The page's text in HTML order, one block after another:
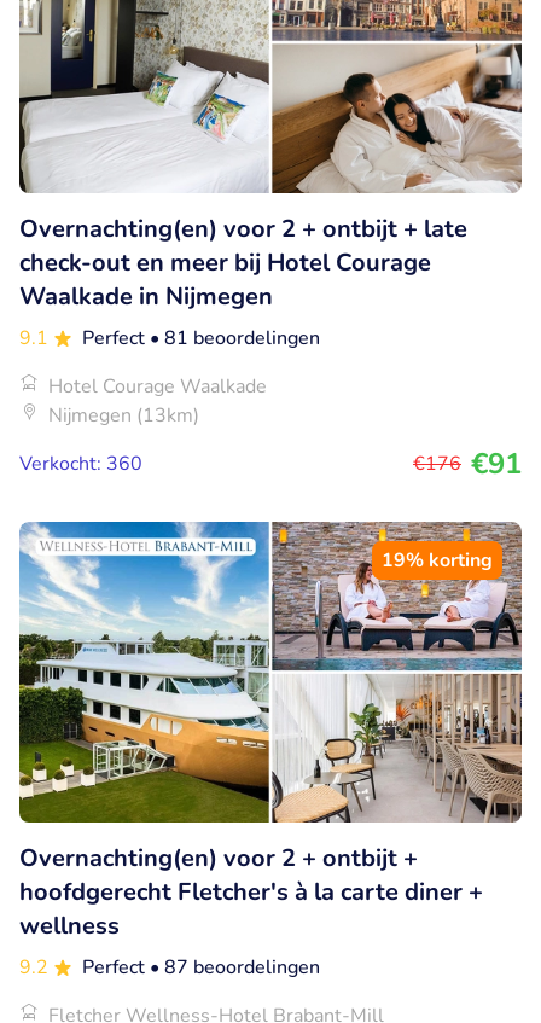
Overnachting(en) voor 2 + ontbijt + late
check-out en meer bij Hotel Courage
Waalkade in Nijmegen
9.1 Perfect • 81 beoordelingen
Hotel Courage Waalkade
Nijmegen (13km)
Verkocht: 360
€176 €91
19% korting
Overnachting(en) voor 2 + ontbijt +
hoofdgerecht Fletcher's à la carte diner +
wellness
9.2 Perfect • 87 beoordelingen
Fletcher Wellness-Hotel Brabant-Mill